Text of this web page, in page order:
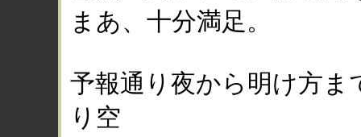
まあ、十分満足。
予報通り夜から明け方
り空